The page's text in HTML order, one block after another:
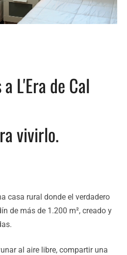
L'Era de Cal
vivirlo.
casa rural donde el verdadero
de más de 1.200 m², creado y
al aire libre, compartir una